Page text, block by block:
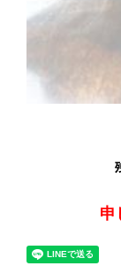
申